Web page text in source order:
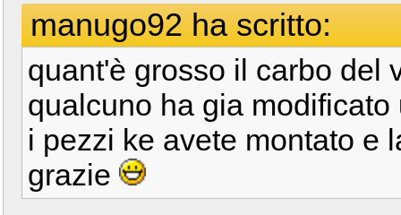
manugo92 ha scritto:
quant'è grosso il carbo del
qualcuno ha gia
i pezzi ke avete montato e
grazie